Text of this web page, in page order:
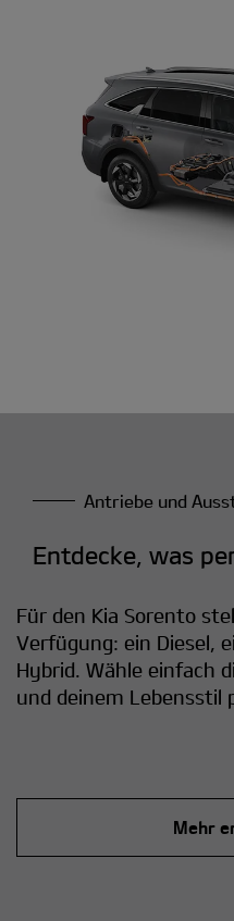
Antriebe und
Entdecke, was
Für den Kia Sorento
Verfügung: ein Diesel,
Hybrid. Wähle einfach
und deinem Lebensstil
Mehr